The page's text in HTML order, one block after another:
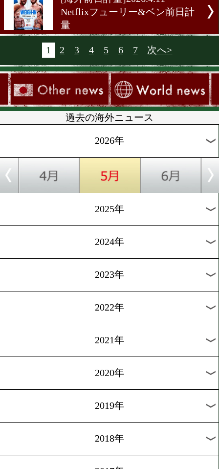
WBA&WBOクルーザー級
一戦ラミレスvsべナビデス
[海外試合結果]2026.4.19
英ホープのウィティカーが
を炸裂
[海外交流戦]2026.4.18
開拓が続く現場へ! キルギ
LUSH事務所訪問
[海外試合結果]2026.4.12
フューリー&ベン Netflix in
[海外前日計量]2026.4.11
Netflixフューリー&ベン前
過去の海外ニュース